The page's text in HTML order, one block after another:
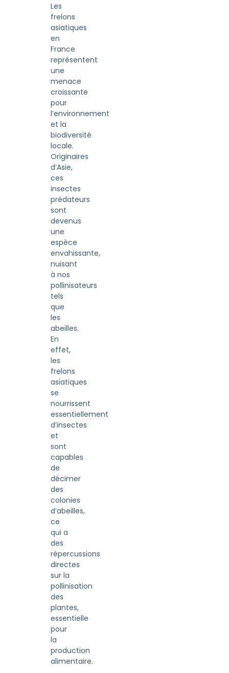
Les
frelons
asiatiques
en
France
représentent
une
menace
croissante
pour
l’environnement
et la
biodiversité
locale.
Originaires
d’Asie,
ces
insectes
prédateurs
sont
devenus
une
espèce
envahissante,
nuisant
à nos
pollinisateurs
tels
que
les
abeilles.
En
effet,
les
frelons
asiatiques
se
nourrissent
essentiellement
d’insectes
et
sont
capables
de
décimer
des
colonies
d’abeilles,
ce
qui a
des
répercussions
directes
sur la
pollinisation
des
plantes,
essentielle
pour
la
production
alimentaire.